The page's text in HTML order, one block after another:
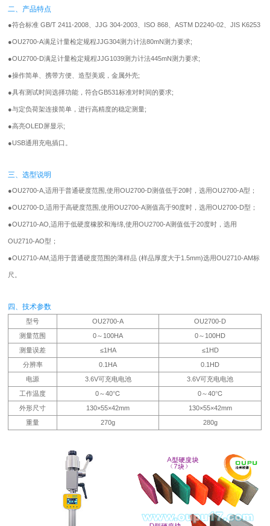
二、产品特点
●符合标准 GB/T 2411-2008、JJG 304-2003、ISO 868、ASTM D2240-02、JIS K6253
●OU2700-A满足计量检定规程JJG304测力计法80mN测力要求;
●OU2700-D满足计量检定规程JJG1039测力计法445mN测力要求;
●操作简单、携带方便、造型美观，金属外壳;
●具有测试时间选择功能，符合GB531标准对时间的要求;
●与定负荷架连接简单，进行高精度的稳定测量;
●高亮OLED屏显示;
●USB通用充电插口。
三、选型说明
●OU2700-A,适用于普通硬度范围,使用OU2700-D测值低于20时，选用OU2700-A型；
●OU2700-D,适用于高硬度范围,使用OU2700-A测值高于90度时，选用OU2700-D型；
●OU2710-AO,适用于低硬度橡胶和海绵,使用OU2700-A测值低于20度时，选用
OU2710-AO型；
●OU2710-AM,适用于普通硬度范围的薄样品 (样品厚度大于1.5mm)选用OU2710-AM标
尺。
四、技术参数
型号 OU2700-A
OU2700-D
测量范围
0～100HA
0～100HD
测量误差
≤1HA
≤1HD
分辨率
0.1HA
0.1HD
电源
3.6V可充电电池
3.6V可充电电池
工作温度
0～40℃
0～40℃
外形尺寸
130×55×42mm
130×55×42mm
重量
270g 280g